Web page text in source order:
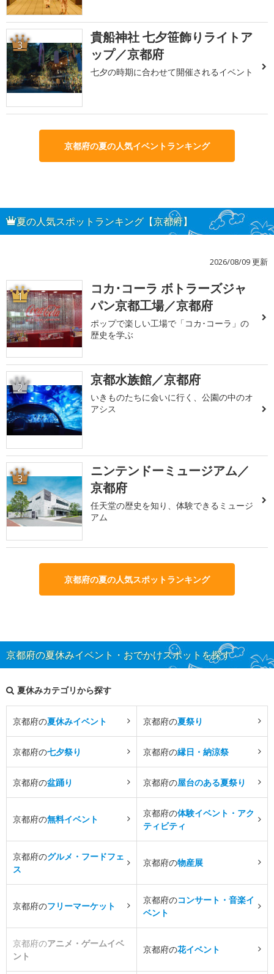
3
貴船神社 七夕笹飾りライトア
ップ／京都府
七夕の時期に合わせて開催されるイベント
京都府の夏の人気イベントランキング
夏の人気スポットランキング【京都府】
2026/08/09 更新
1
コカ･コーラ ボトラーズジャ
パン京都工場／京都府
ポップで楽しい工場で「コカ･コーラ」の
歴史を学ぶ
2 京都水族館／京都府
いきものたちに会いに行く、公園の中のオ
アシス
3
ニンテンドーミュージアム／
京都府
任天堂の歴史を知り、体験できるミュージ
アム
京都府の夏の人気スポットランキング
京都府の夏休みイベント・おでかけスポットを探す
夏休みカテゴリから探す
京都府の夏休みイベント 京都府の夏祭り
京都府の七夕祭り 京都府の縁日・納涼祭
京都府の盆踊り 京都府の屋台のある夏祭り
京都府の無料イベント
京都府の体験イベント・アク
ティビティ
京都府のグルメ・フードフェ
ス
京都府の物産展
京都府のフリーマーケット
京都府のコンサート・音楽イ
ベント
京都府のアニメ・ゲームイベ
ント
京都府の花イベント